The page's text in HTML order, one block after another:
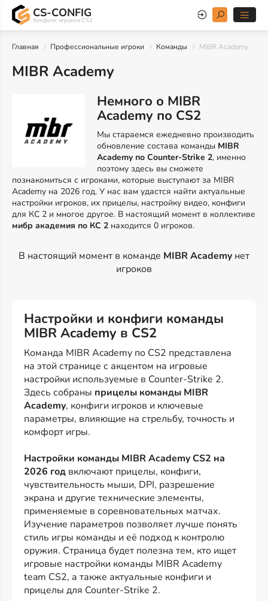
CS-CONFIG
Конфиги игроков CS2
Главная Профессиональные игроки Команды MIBR Academy
MIBR Academy
Немного о MIBR
Academy по CS2
Мы стараемся ежедневно производить
обновление состава команды MIBR
Academy по Counter-Strike 2, именно
поэтому здесь вы сможете
познакомиться с игроками, которые выступают за MIBR
Academy на 2026 год. У нас вам удастся найти актуальные
настройки игроков, их прицелы, настройку видео, конфиги
для КС 2 и многое другое. В настоящий момент в коллективе
мибр академия по КС 2 находится 0 игроков.
В настоящий момент в команде MIBR Academy нет
игроков
Настройки и конфиги команды
MIBR Academy в CS2
Команда MIBR Academy по CS2 представлена
на этой странице с акцентом на игровые
настройки используемые в Counter-Strike 2.
Здесь собраны прицелы команды MIBR
Academy, конфиги игроков и ключевые
параметры, влияющие на стрельбу, точность и
комфорт игры.
Настройки команды MIBR Academy CS2 на
2026 год включают прицелы, конфиги,
чувствительность мыши, DPI, разрешение
экрана и другие технические элементы,
применяемые в соревновательных матчах.
Изучение параметров позволяет лучше понять
стиль игры команды и её подход к контролю
оружия. Страница будет полезна тем, кто ищет
игровые настройки команды MIBR Academy
team CS2, а также актуальные конфиги и
прицелы для Counter-Strike 2.